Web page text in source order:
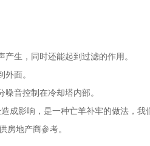
生，同时还能起到过滤的作用。
面。
音控制在冷却塔内部。
成影响，是一种亡羊补牢的做法，
房地产商参考。